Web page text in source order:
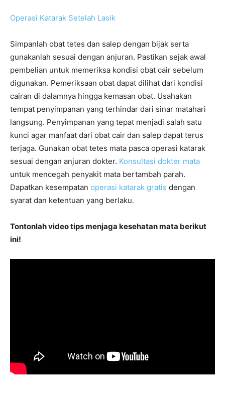
Operasi Katarak Setelah Lasik
Simpanlah obat tetes dan salep dengan bijak serta
gunakanlah sesuai dengan anjuran. Pastikan sejak awal
pembelian untuk memeriksa kondisi obat cair sebelum
digunakan. Pemeriksaan obat dapat dilihat dari kondisi
cairan di dalamnya hingga kemasan obat. Usahakan
tempat penyimpanan yang terhindar dari sinar matahari
langsung. Penyimpanan yang tepat menjadi salah satu
kunci agar manfaat dari obat cair dan salep dapat terus
terjaga. Gunakan obat tetes mata pasca operasi katarak
sesuai dengan anjuran dokter. Konsultasi dokter mata
untuk mencegah penyakit mata bertambah parah.
Dapatkan kesempatan operasi katarak gratis dengan
syarat dan ketentuan yang berlaku.
Tontonlah video tips menjaga kesehatan mata berikut
ini!